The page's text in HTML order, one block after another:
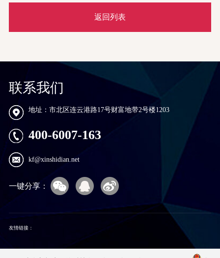
返回列表
联系我们
地址：市北区连云港路17号财富地带2号楼1203
400-6007-163
kf@xinshidian.net
一键分享：
友情链接：